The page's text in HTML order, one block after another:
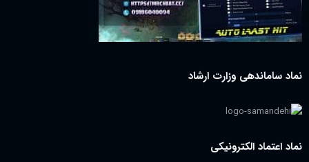
نماد ساماندهی وزارت ارشاد
نماد اعتماد الکترونیکی